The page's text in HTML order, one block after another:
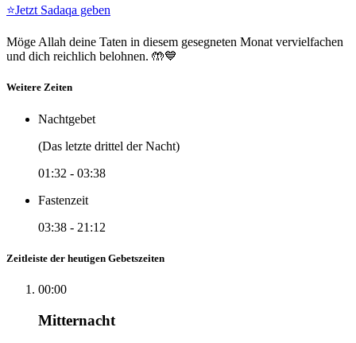
⭐Jetzt Sadaqa geben
Möge Allah deine Taten in diesem gesegneten Monat vervielfachen
und dich reichlich belohnen. 🤲💙
Weitere Zeiten
Nachtgebet
(Das letzte drittel der Nacht)
01:32 - 03:38
Fastenzeit
03:38 - 21:12
Zeitleiste der heutigen Gebetszeiten
00:00
Mitternacht